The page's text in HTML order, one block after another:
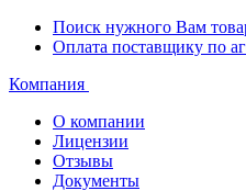
Поиск нужного Вам
Оплата поставщику по
Компания
О компании
Лицензии
Отзывы
Документы